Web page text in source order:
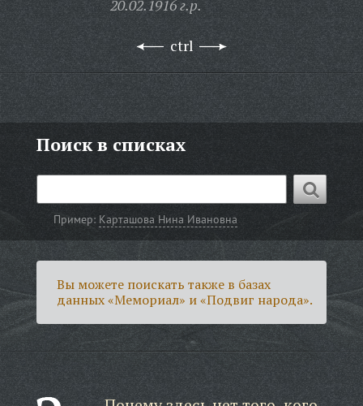
20.02.1916 г.р.
ctrl
Поиск в списках
Пример: Карташова Нина Ивановна
Вы можете поискать также в базах
данных «Мемориал» и «Подвиг народа».